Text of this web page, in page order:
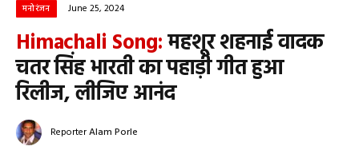
मनोरंजन June 25, 2024
Himachali Song:महशूर शहनाई वादक
चतर सिंह भारती का पहाड़ी गीत हुआ
रिलीज, लीजिए आनंद
ReporterAlam Porle